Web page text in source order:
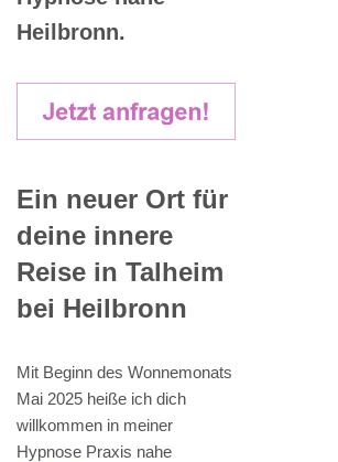
Heilbronn.
Ein neuer Ort für
deine innere
Reise in Talheim
bei Heilbronn
Mit Beginn des Wonnemonats
Mai 2025 heiße ich dich
willkommen in meiner
Hypnose Praxis nahe